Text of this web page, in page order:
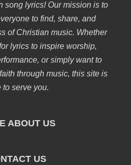
song lyrics! Our mission is to
to find, share, and
of Christian music. Whether
lyrics to inspire worship,
or simply want to
through music, this site is
to serve you.
ABOUT US
US